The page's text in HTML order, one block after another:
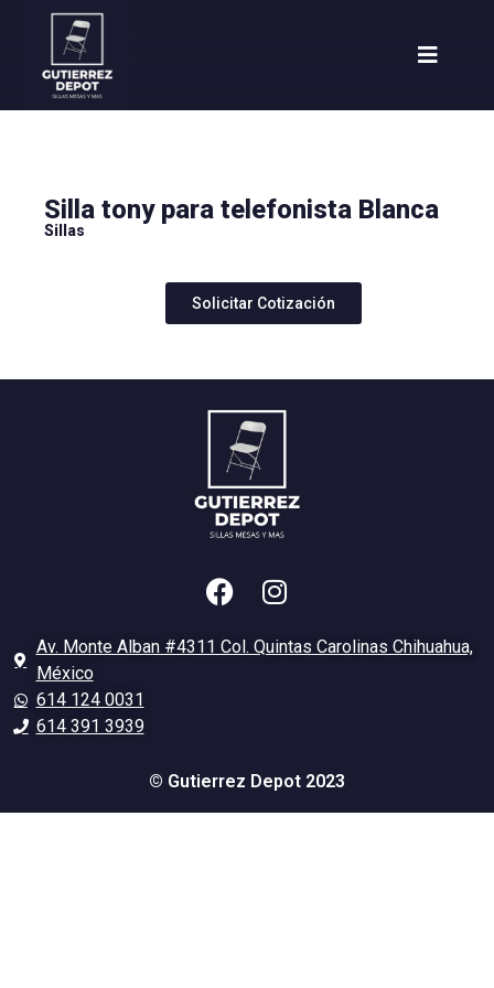
Silla tony para telefonista Blanca
Sillas
Solicitar Cotización
Av. Monte Alban #4311 Col. Quintas Carolinas Chihuahua,
México
614 124 0031
614 391 3939
© Gutierrez Depot 2023